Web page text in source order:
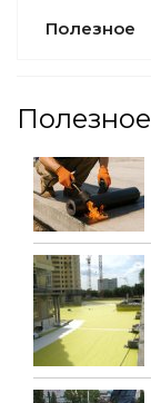
Полезное
Полезное